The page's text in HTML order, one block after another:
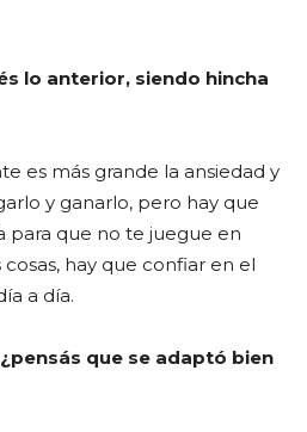
lo anterior, siendo hincha
es más grande la ansiedad y
y ganarlo, pero hay que
para que no te juegue en
hay que confiar en el
a día.
que se adaptó bien